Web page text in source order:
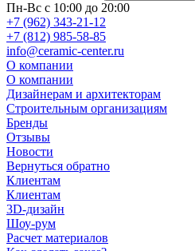
Пн-Вс с 10:00 до 20:00
+7 (962) 343-21-12
+7 (812) 985-58-85
info@ceramic-center.ru
О компании
О компании
Дизайнерам и архитекторам
Строительным организациям
Бренды
Отзывы
Новости
Вернуться обратно
Клиентам
Клиентам
3D-дизайн
Шоу-рум
Расчет материалов